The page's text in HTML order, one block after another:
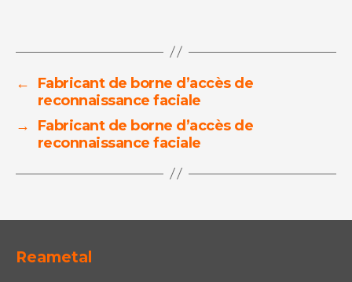
←
Fabricant de borne d’accès de
reconnaissance faciale
→
Fabricant de borne d’accès de
reconnaissance faciale
Reametal